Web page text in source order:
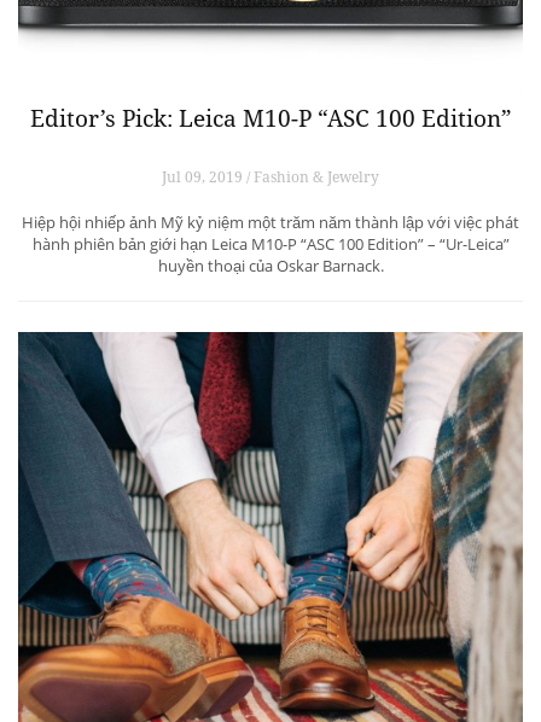
Editor’s Pick: Leica M10-P “ASC 100 Edition”
Jul 09, 2019 / Fashion & Jewelry
Hiệp hội nhiếp ảnh Mỹ kỷ niệm một trăm năm thành lập với việc phát
hành phiên bản giới hạn Leica M10-P “ASC 100 Edition” – “Ur-Leica”
huyền thoại của Oskar Barnack.